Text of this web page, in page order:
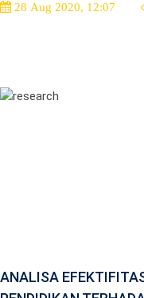
28 Aug 2020, 12:07
ANALISA